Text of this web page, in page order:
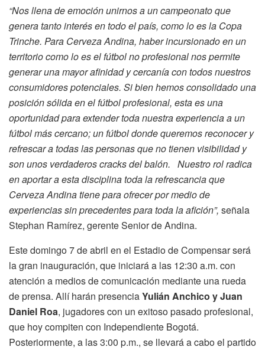
“Nos llena de emoción unirnos a un campeonato que
genera tanto interés en todo el país, como lo es la Copa
Trinche. Para Cerveza Andina, haber incursionado en un
territorio como lo es el fútbol no profesional nos permite
generar una mayor afinidad y cercanía con todos nuestros
consumidores potenciales. Si bien hemos consolidado una
posición sólida en el fútbol profesional, esta es una
oportunidad para extender toda nuestra experiencia a un
fútbol más cercano; un fútbol donde queremos reconocer y
refrescar a todas las personas que no tienen visibilidad y
son unos verdaderos cracks del balón. Nuestro rol radica
en aportar a esta disciplina toda la refrescancia que
Cerveza Andina tiene para ofrecer por medio de
experiencias sin precedentes para toda la afición”, señala
Stephan Ramírez, gerente Senior de Andina.
Este domingo 7 de abril en el Estadio de Compensar será
la gran inauguración, que iniciará a las 12:30 a.m. con
atención a medios de comunicación mediante una rueda
de prensa. Allí harán presenciaYulián Anchico y Juan
Daniel Roa, jugadores con un exitoso pasado profesional,
que hoy compiten con Independiente Bogotá.
Posteriormente, a las 3:00 p.m., se llevará a cabo el partido